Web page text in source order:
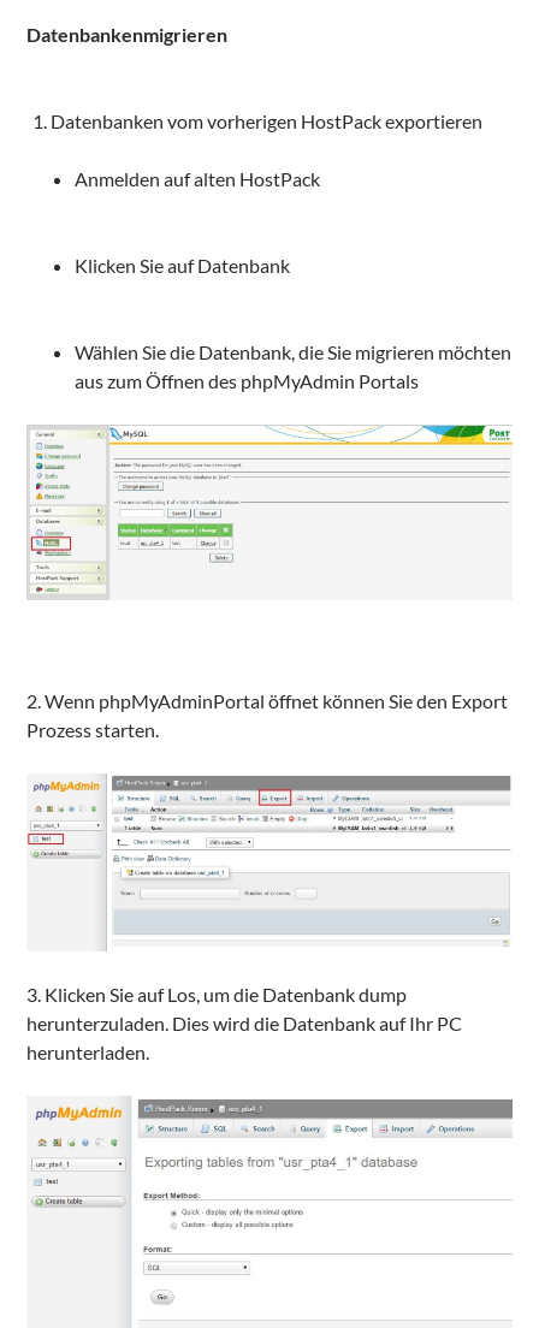
Datenbankenmigrieren
Datenbanken vom vorherigen HostPack exportieren
Anmelden auf alten HostPack
Klicken Sie auf Datenbank
Wählen Sie die Datenbank, die Sie migrieren möchten
aus zum Öffnen des phpMyAdmin Portals
2. Wenn phpMyAdminPortal öffnet können Sie den Export
Prozess starten.
3. Klicken Sie auf Los, um die Datenbank dump
herunterzuladen. Dies wird die Datenbank auf Ihr PC
herunterladen.